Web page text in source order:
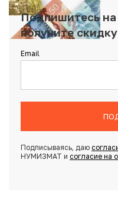
Подпишитесь
получите
Email
Подписываясь, даю
НУМИЗМАТ и согласие на